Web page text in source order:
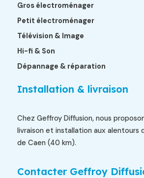
Gros électroménager
Petit électroménager
Télévision & Image
Hi-fi & Son
Dépannage & réparation
Installation & livraison
Chez Geffroy Diffusion, nous
livraison et installation aux alentours
de Caen (40 km).
Contacter Geffroy